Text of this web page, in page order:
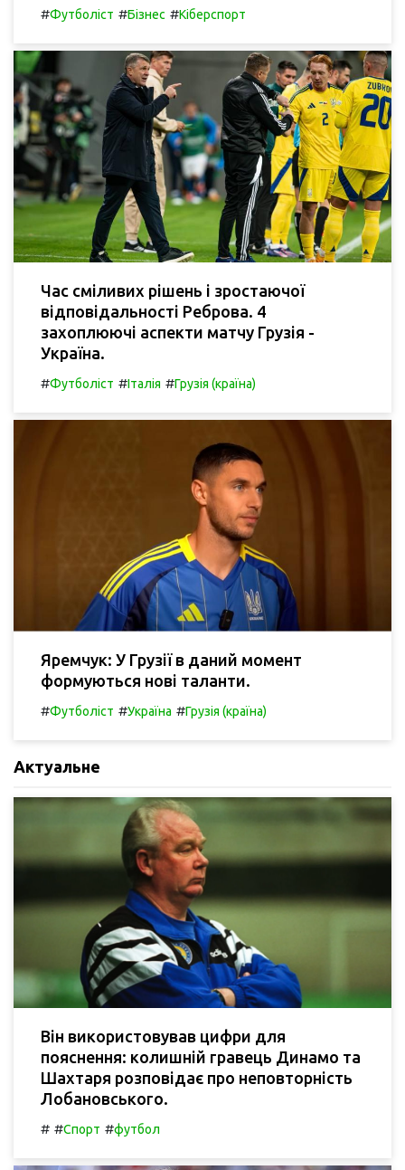
#Футболіст #Бізнес #Кіберспорт
Час сміливих рішень і зростаючої
відповідальності Реброва. 4
захоплюючі аспекти матчу Грузія -
Україна.
#Футболіст #Італія #Грузія (країна)
Яремчук: У Грузії в даний момент
формуються нові таланти.
#Футболіст #Україна #Грузія (країна)
Актуальне
Він використовував цифри для
пояснення: колишній гравець Динамо та
Шахтаря розповідає про неповторність
Лобановського.
# #Спорт #футбол